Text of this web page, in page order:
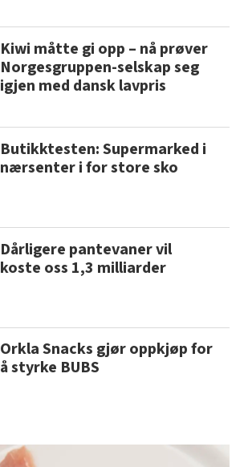
Kiwi måtte gi opp – nå prøver
Norgesgruppen-selskap seg
igjen med dansk lavpris
Butikktesten: Supermarked i
nærsenter i for store sko
Dårligere pantevaner vil
koste oss 1,3 milliarder
Orkla Snacks gjør oppkjøp for
å styrke BUBS